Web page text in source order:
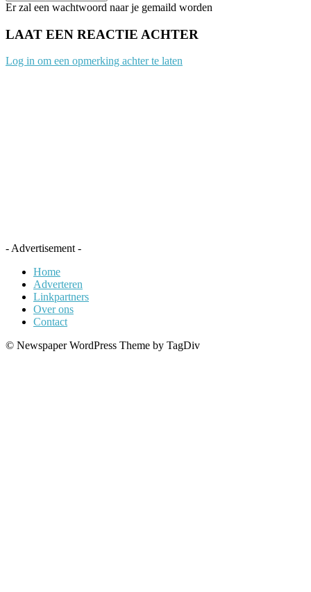
Er zal een wachtwoord naar je gemaild worden
LAAT EEN REACTIE ACHTER
Log in om een opmerking achter te laten
- Advertisement -
Home
Adverteren
Linkpartners
Over ons
Contact
© Newspaper WordPress Theme by TagDiv